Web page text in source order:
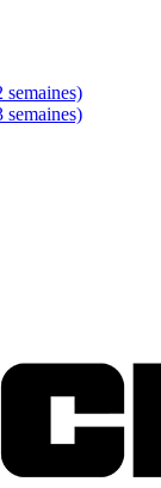
semaines)
semaines)